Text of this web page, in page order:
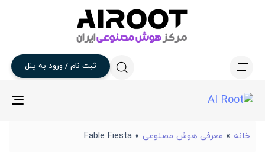
ثبت نام / ورود به پنل
خانه » معرفی هوش مصنوعی »
Fable Fiesta